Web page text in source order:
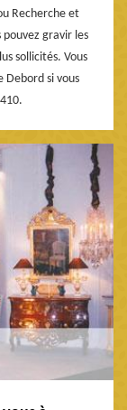
Recherche et
pouvez gravir les
sollicités. Vous
Debord si vous